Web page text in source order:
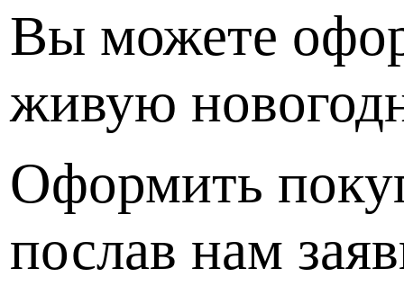
Вы можете
живую
Оформить
послав нам